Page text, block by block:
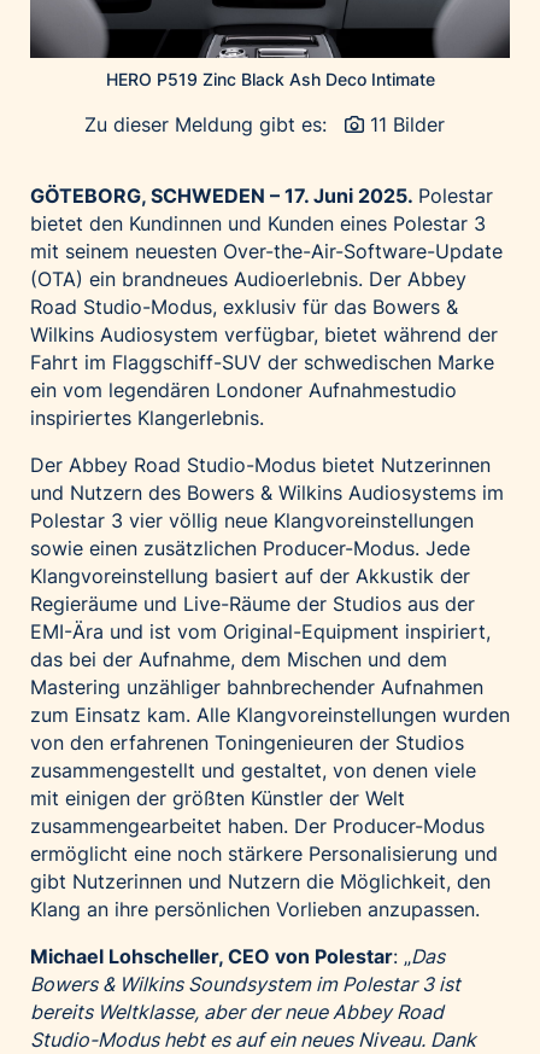
Microsoft
Muse Electronics
öbv – Österreichischer Bundesverlag
Ökopharm
Palfinger AG
Polestar
REXEL Austria
Starbucks
Tante Fanny
Vollpension
win2day
Wolt
woom bikes
Kontakt
HERO P519 Zinc Black Ash Deco Intimate
Zu dieser Meldung gibt es: 11 Bilder
GÖTEBORG, SCHWEDEN – 17. Juni 2025. Polestar
bietet den Kundinnen und Kunden eines Polestar 3
mit seinem neuesten Over-the-Air-Software-Update
(OTA) ein brandneues Audioerlebnis. Der Abbey
Road Studio-Modus, exklusiv für das Bowers &
Wilkins Audiosystem verfügbar, bietet während der
Fahrt im Flaggschiff-SUV der schwedischen Marke
ein vom legendären Londoner Aufnahmestudio
inspiriertes Klangerlebnis.
Der Abbey Road Studio-Modus bietet Nutzerinnen
und Nutzern des Bowers & Wilkins Audiosystems im
Polestar 3 vier völlig neue Klangvoreinstellungen
sowie einen zusätzlichen Producer-Modus. Jede
Klangvoreinstellung basiert auf der Akkustik der
Regieräume und Live-Räume der Studios aus der
EMI-Ära und ist vom Original-Equipment inspiriert,
das bei der Aufnahme, dem Mischen und dem
Mastering unzähliger bahnbrechender Aufnahmen
zum Einsatz kam. Alle Klangvoreinstellungen wurden
von den erfahrenen Toningenieuren der Studios
zusammengestellt und gestaltet, von denen viele
mit einigen der größten Künstler der Welt
zusammengearbeitet haben. Der Producer-Modus
ermöglicht eine noch stärkere Personalisierung und
gibt Nutzerinnen und Nutzern die Möglichkeit, den
Klang an ihre persönlichen Vorlieben anzupassen.
Michael Lohscheller, CEO von Polestar: „Das
Bowers & Wilkins Soundsystem im Polestar 3 ist
bereits Weltklasse, aber der neue Abbey Road
Studio-Modus hebt es auf ein neues Niveau. Dank